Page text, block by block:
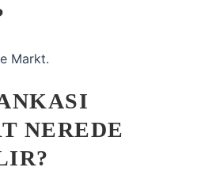
Markt.
NEREDE